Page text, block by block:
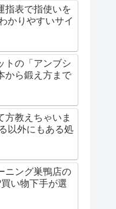
指表で指使いを
かりやすいサイ
トの「アンブシ
から鍛え方まで
方教えちゃいま
以外にもある処
ニング巣鴨店の
い物下手が選